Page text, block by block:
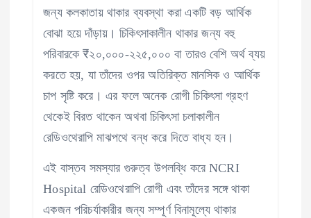
জন্য কলকাতায় থাকার ব্যবস্থা করা একটি বড় আর্থিক
বোঝা হয়ে দাঁড়ায়। চিকিৎসাকালীন থাকার জন্য বহু
পরিবারকে ₹২০,০০০-২২৫,০০০ বা তারও বেশি অর্থ ব্যয়
করতে হয়, যা তাঁদের ওপর অতিরিক্ত মানসিক ও আর্থিক
চাপ সৃষ্টি করে। এর ফলে অনেক রোগী চিকিৎসা গ্রহণ
থেকেই বিরত থাকেন অথবা চিকিৎসা চলাকালীন
রেডিওথেরাপি মাঝপথে বন্ধ করে দিতে বাধ্য হন।
এই বাস্তব সমস্যার গুরুত্ব উপলব্ধি করে NCRI
Hospital রেডিওথেরাপি রোগী এবং তাঁদের সঙ্গে থাকা
একজন পরিচর্যাকারীর জন্য সম্পূর্ণ বিনামূল্যে থাকার